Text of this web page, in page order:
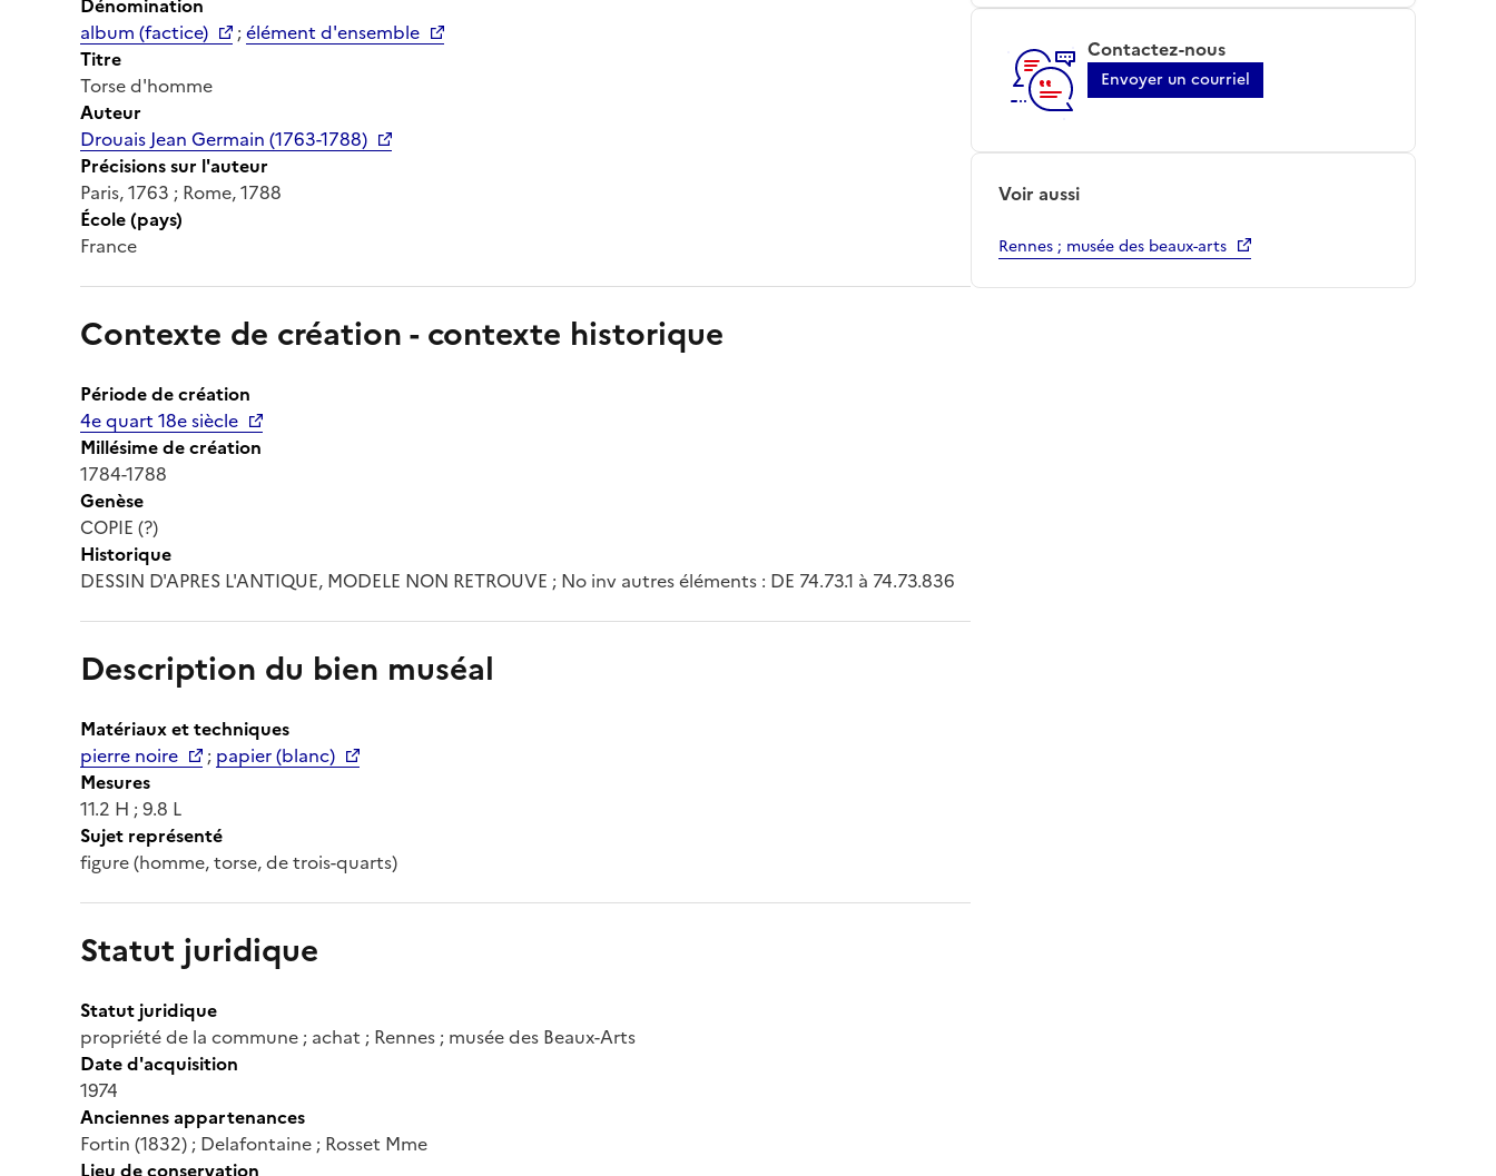
album (factice)
;élément d'ensemble
Titre
Torse d'homme
Auteur
Drouais Jean Germain (1763-1788)
Précisions sur l'auteur
Paris, 1763 ; Rome, 1788
École (pays)
France
Contexte de création - contexte historique
Période de création
4e quart 18e siècle
Millésime de création
1784-1788
Genèse
COPIE (?)
Historique
DESSIN D'APRES L'ANTIQUE, MODELE NON RETROUVE ; No inv autres éléments : DE 74.73.1 à 74.73.836
Description du bien muséal
Matériaux et techniques
pierre noire
; papier (blanc)
Mesures
11.2 H ; 9.8 L
Sujet représenté
figure (homme, torse, de trois-quarts)
Statut juridique
Statut juridique
propriété de la commune ; achat ; Rennes ; musée des Beaux-Arts
Date d'acquisition
1974
Anciennes appartenances
Fortin (1832) ; Delafontaine ; Rosset Mme
Lieu de conservation
Contactez-nous
Envoyer un courriel
Voir aussi
Rennes ; musée des beaux-arts